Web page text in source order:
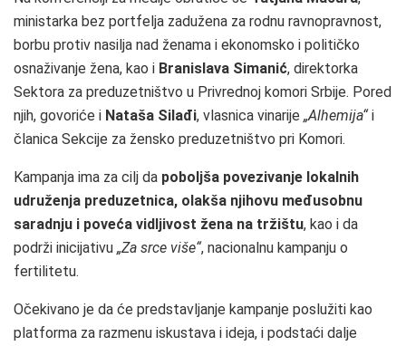
ministarka bez portfelja zadužena za rodnu ravnopravnost,
borbu protiv nasilja nad ženama i ekonomsko i političko
osnaživanje žena, kao i Branislava Simanić, direktorka
Sektora za preduzetništvo u Privrednoj komori Srbije. Pored
njih, govoriće i Nataša Silađi, vlasnica vinarije „Alhemija“i
članica Sekcije za žensko preduzetništvo pri Komori.
Kampanja ima za cilj da poboljša povezivanje lokalnih
udruženja preduzetnica, olakša njihovu međusobnu
saradnju i poveća vidljivost žena na tržištu, kao i da
podrži inicijativu „Za srce više“, nacionalnu kampanju o
fertilitetu.
Očekivano je da će predstavljanje kampanje poslužiti kao
platforma za razmenu iskustava i ideja, i podstaći dalje